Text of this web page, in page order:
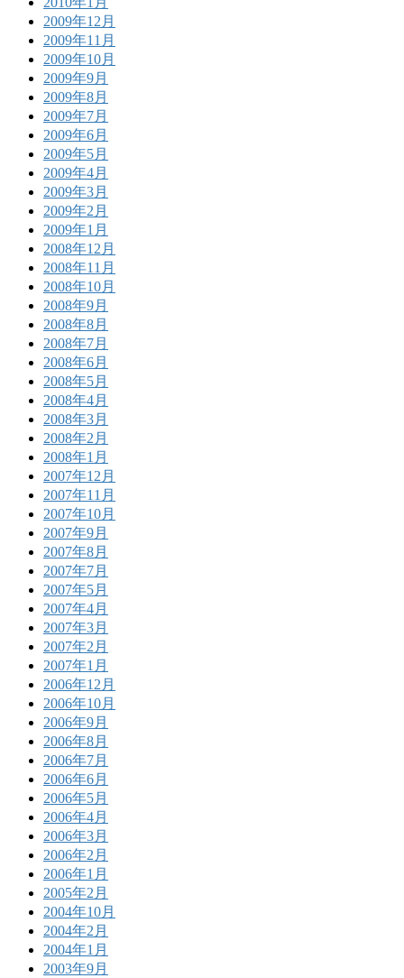
2009年12月
2009年11月
2009年10月
2009年9月
2009年8月
2009年7月
2009年6月
2009年5月
2009年4月
2009年3月
2009年2月
2009年1月
2008年12月
2008年11月
2008年10月
2008年9月
2008年8月
2008年7月
2008年6月
2008年5月
2008年4月
2008年3月
2008年2月
2008年1月
2007年12月
2007年11月
2007年10月
2007年9月
2007年8月
2007年7月
2007年5月
2007年4月
2007年3月
2007年2月
2007年1月
2006年12月
2006年10月
2006年9月
2006年8月
2006年7月
2006年6月
2006年5月
2006年4月
2006年3月
2006年2月
2006年1月
2005年2月
2004年10月
2004年2月
2004年1月
2003年9月